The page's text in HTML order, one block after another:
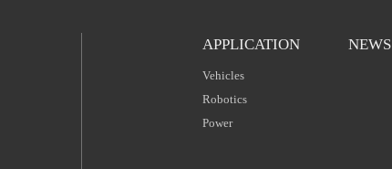
APPLICATION
Vehicles
Robotics
Power
NEWS